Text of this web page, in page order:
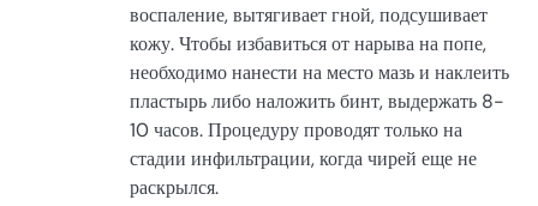
воспаление, вытягивает гной, подсушивает
кожу. Чтобы избавиться от нарыва на попе,
необходимо нанести на место мазь и наклеить
пластырь либо наложить бинт, выдержать 8-
10 часов. Процедуру проводят только на
стадии инфильтрации, когда чирей еще не
раскрылся.